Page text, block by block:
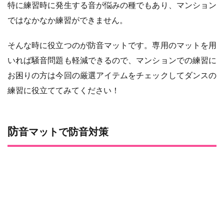
特に練習時に発生する音が悩みの種でもあり、マンション
ではなかなか練習ができません。
そんな時に役立つのが防音マットです。専用のマットを用
いれば騒音問題も軽減できるので、マンションでの練習に
お困りの方は今回の厳選アイテムをチェックしてダンスの
練習に役立ててみてください！
防音マットで防音対策